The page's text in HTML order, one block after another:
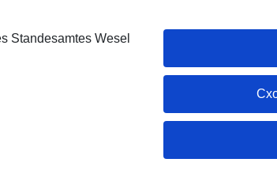
Standesamtes Wesel